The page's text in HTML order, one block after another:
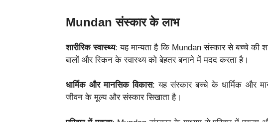
Mundan संस्कार के लाभ
शारीरिक स्वास्थ्य: यह मान्यता है कि Mundan संस्कार से बच्चे की
बालों और स्किन के स्वास्थ्य को बेहतर बनाने में मदद करता है।
धार्मिक और मानसिक विकास: यह संस्कार बच्चे के धार्मिक और
जीवन के मूल्य और संस्कार सिखाता है।